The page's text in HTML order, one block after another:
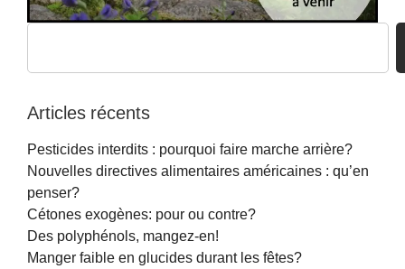
Articles récents
Pesticides interdits : pourquoi faire marche arrière?
Nouvelles directives alimentaires américaines : qu’en
penser?
Cétones exogènes: pour ou contre?
Des polyphénols, mangez-en!
Manger faible en glucides durant les fêtes?